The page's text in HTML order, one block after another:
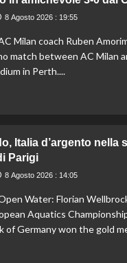
8 Agosto 2026 : 19:55
Milan coach Ruben
match between AC Milan
in Perth....
Italia d’argento nella
Parigi
8 Agosto 2026 : 14:05
Water: Florian
Aquatics
of Germany won the gold